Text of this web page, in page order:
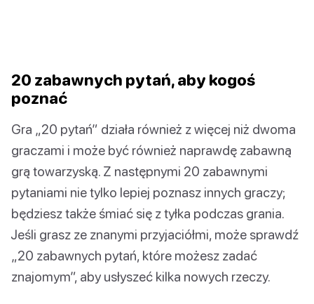
20 zabawnych pytań, aby kogoś
poznać
Gra „20 pytań” działa również z więcej niż dwoma
graczami i może być również naprawdę zabawną
grą towarzyską. Z następnymi 20 zabawnymi
pytaniami nie tylko lepiej poznasz innych graczy;
będziesz także śmiać się z tyłka podczas grania.
Jeśli grasz ze znanymi przyjaciółmi, może sprawdź
„20 zabawnych pytań, które możesz zadać
znajomym”, aby usłyszeć kilka nowych rzeczy.